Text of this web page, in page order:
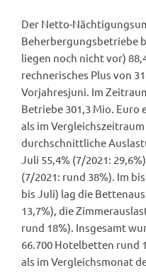
Der Netto-
Beherbergungsbetriebe
liegen noch nicht vor)
rechnerisches Plus von
Vorjahresjuni. Im
Betriebe 301,3 Mio. Euro
als im
durchschnittliche
Juli 55,4% (7/2021:
(7/2021: rund 38%). Im
bis Juli) lag die
13,7%), die
rund 18%). Insgesamt
66.700 Hotelbetten rund
als im Vergleichsmonat